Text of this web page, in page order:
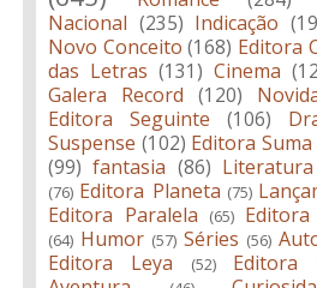
Nacional (235) Indicação
Novo Conceito (168) Editora
das Letras (131) Cinema
Galera Record
(120)
Editora Seguinte
(106)
Suspense (102) Editora
(99) fantasia (86)
(76) Editora Planeta (75)
Editora Paralela (65)
(64) Humor (57) Séries (56)
Editora Leya (52) Editora